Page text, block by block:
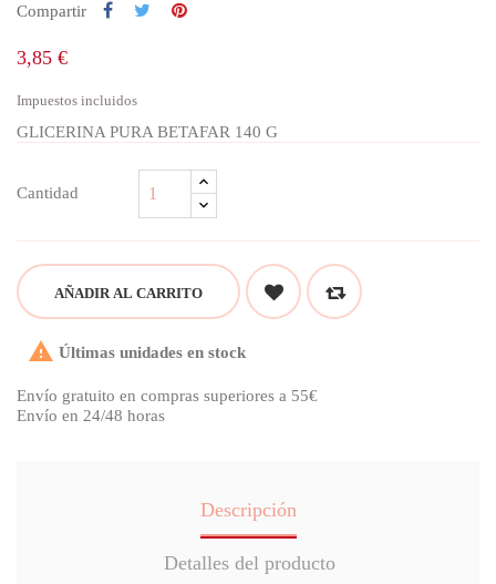
Compartir
3,85 €
Impuestos incluidos
GLICERINA PURA BETAFAR 140 G
Cantidad
AÑADIR AL CARRITO
 Últimas unidades en stock
Envío gratuito en compras superiores a 55€
Envío en 24/48 horas
Descripción
Detalles del producto